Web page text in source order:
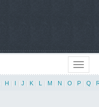
H J K L M N O P Q